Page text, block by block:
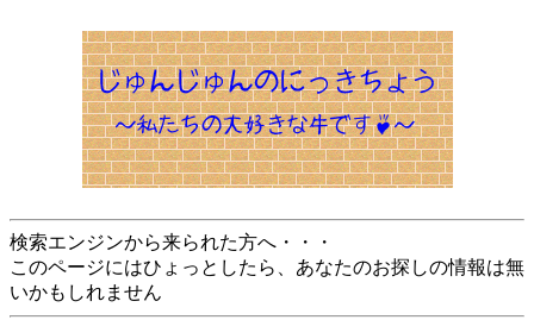
検索エンジンから来られた方へ・・・
このページにはひょっとしたら、あなたのお探しの情報は無
いかもしれません